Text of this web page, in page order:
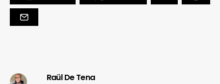
Raül De Tena